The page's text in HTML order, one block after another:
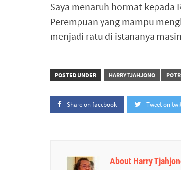
Saya menaruh hormat kepada
Perempuan yang mampu
menjadi ratu di istananya
POSTED UNDER HARRY TJAHJONO
Share on facebook Tweet on
About Harry